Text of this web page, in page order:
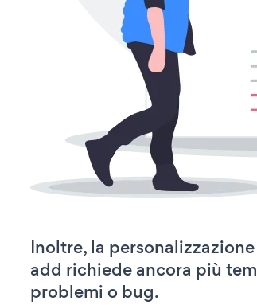
Inoltre, la
add richiede ancora più
problemi o bug.